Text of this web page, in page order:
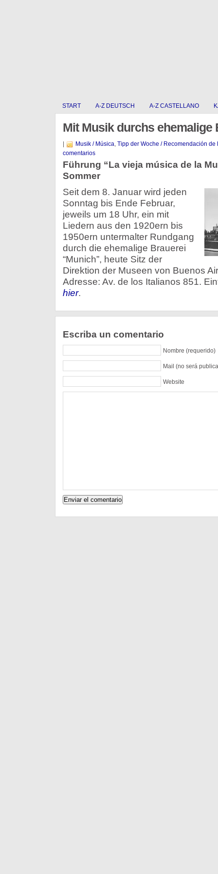
START A-Z DEUTSCH A-Z CASTELLANO
Mit Musik durchs ehemalige
Musik / Música, Tipp der Woche / Recomendación de
comentarios
Führung “La vieja música de la
Sommer
Seit dem 8. Januar wird jeden
Sonntag bis Ende Februar,
jeweils um 18 Uhr, ein mit
Liedern aus den 1920ern bis
1950ern untermalter Rundgang
durch die ehemalige Brauerei
“Munich”, heute Sitz der
Direktion der Museen von Buenos
Adresse: Av. de los Italianos 851.
hier.
Escriba un comentario
Nombre (requerido)
Mail (no será
Website